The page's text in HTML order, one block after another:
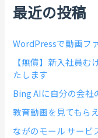
最近の投稿
WordPressで動画フ
【無償】新入社員
たします
Bing AIに自分の会社
教育動画を見てもら
ながのモール サービ